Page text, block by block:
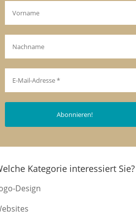
Kategorie interessiert Sie?
Design